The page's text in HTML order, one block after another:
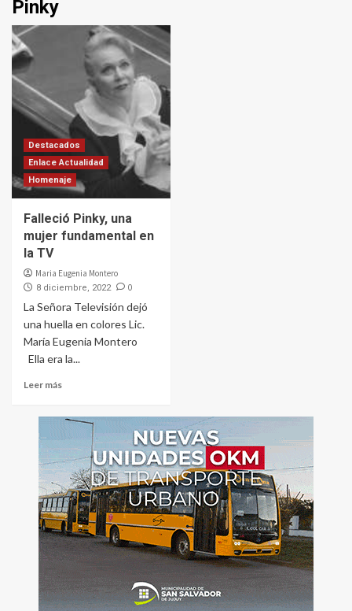
Pinky
Destacados
Enlace Actualidad
Homenaje
Falleció Pinky, una
mujer fundamental en
la TV
Maria Eugenia Montero
8 diciembre, 2022 0
La Señora Televisión dejó
una huella en colores Lic.
María Eugenia Montero
Ella era la...
Leer más